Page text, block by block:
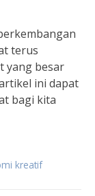
terus
yang besar
ini dapat
bagi kita
kreatif